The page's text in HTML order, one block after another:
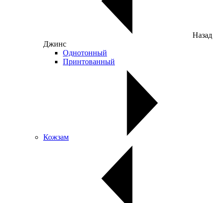
Назад
Джинс
Однотонный
Принтованный
Кожзам